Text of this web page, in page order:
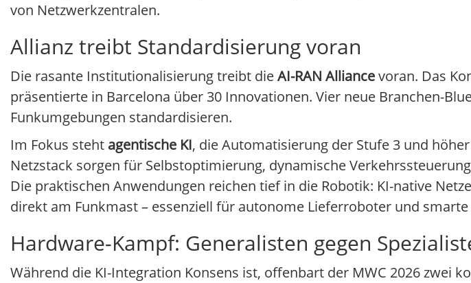
von Netzwerkzentralen.
Allianz treibt Standardisierung voran
Die rasante Institutionalisierung treibt dieAI-RAN Alliancevoran. Das
präsentierte in Barcelona über 30 Innovationen. Vier neue Branchen-
Funkumgebungen standardisieren.
Im Fokus steht agentische KI, die Automatisierung der Stufe 3 und
Netzstack sorgen für Selbstoptimierung, dynamische
Die praktischen Anwendungen reichen tief in die Robotik: KI-native
direkt am Funkmast – essenziell für autonome Lieferroboter und smarte
Hardware-Kampf: Generalisten gegen
Während die KI-Integration Konsens ist, offenbart der MWC 2026 zwei